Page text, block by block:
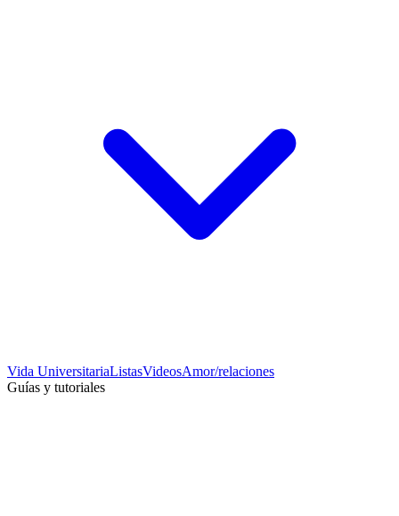
Vida UniversitariaListasVideosAmor/relaciones
Guías y tutoriales